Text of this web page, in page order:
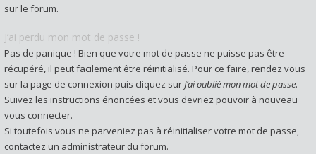
sur le forum.
J’ai perdu mon mot de passe !
Pas de panique ! Bien que votre mot de passe ne puisse pas être
récupéré, il peut facilement être réinitialisé. Pour ce faire, rendez vous
sur la page de connexion puis cliquez surJ’ai oublié mon mot de passe.
Suivez les instructions énoncées et vous devriez pouvoir à nouveau
vous connecter.
Si toutefois vous ne parveniez pas à réinitialiser votre mot de passe,
contactez un administrateur du forum.